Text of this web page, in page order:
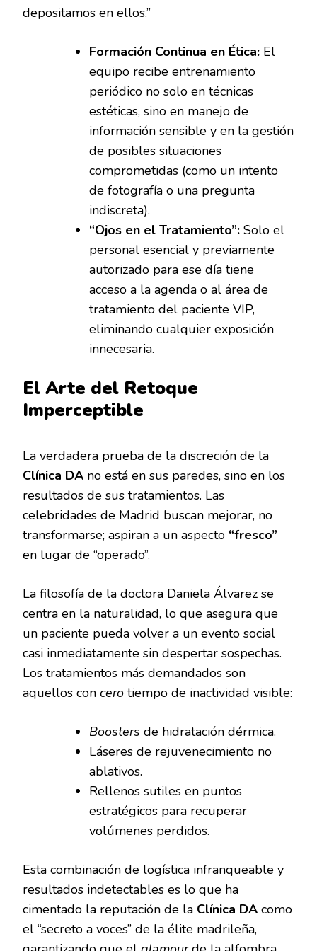
depositamos en ellos.”
Formación Continua en Ética: El
equipo recibe entrenamiento
periódico no solo en técnicas
estéticas, sino en manejo de
información sensible y en la gestión
de posibles situaciones
comprometidas (como un intento
de fotografía o una pregunta
indiscreta).
“Ojos en el Tratamiento”: Solo el
personal esencial y previamente
autorizado para ese día tiene
acceso a la agenda o al área de
tratamiento del paciente VIP,
eliminando cualquier exposición
innecesaria.
El Arte del Retoque
Imperceptible
La verdadera prueba de la discreción de la
Clínica DA no está en sus paredes, sino en los
resultados de sus tratamientos. Las
celebridades de Madrid buscan mejorar, no
transformarse; aspiran a un aspecto “fresco”
en lugar de “operado”.
La filosofía de la doctora Daniela Álvarez se
centra en la naturalidad, lo que asegura que
un paciente pueda volver a un evento social
casi inmediatamente sin despertar sospechas.
Los tratamientos más demandados son
aquellos con cero tiempo de inactividad visible:
Boosters de hidratación dérmica.
Láseres de rejuvenecimiento no
ablativos.
Rellenos sutiles en puntos
estratégicos para recuperar
volúmenes perdidos.
Esta combinación de logística infranqueable y
resultados indetectables es lo que ha
cimentado la reputación de la Clínica DA como
el “secreto a voces” de la élite madrileña,